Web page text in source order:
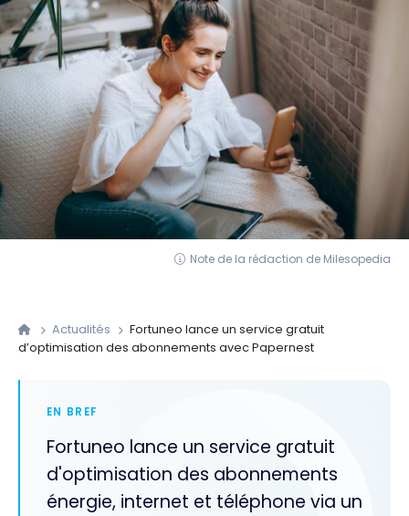
Note de la rédaction de Milesopedia
Actualités
Fortuneo lance un service gratuit
d’optimisation des abonnements avec Papernest
EN BREF
Fortuneo lance un service gratuit
d'optimisation des abonnements
énergie, internet et téléphone via un